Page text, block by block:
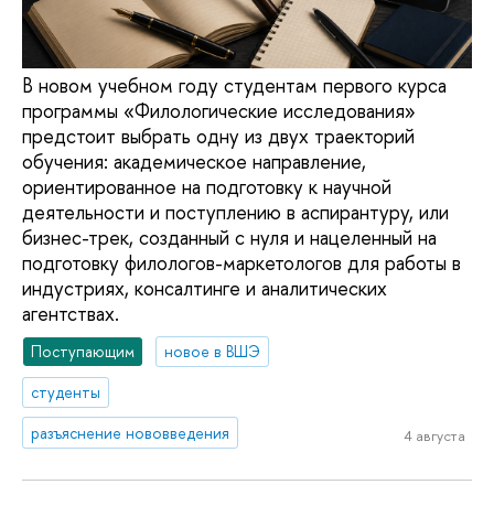
В новом учебном году студентам первого курса
программы «Филологические исследования»
предстоит выбрать одну из двух траекторий
обучения: академическое направление,
ориентированное на подготовку к научной
деятельности и поступлению в аспирантуру, или
бизнес-трек, созданный с нуля и нацеленный на
подготовку филологов-маркетологов для работы в
индустриях, консалтинге и аналитических
агентствах.
Поступающим
новое в ВШЭ
студенты
разъяснение нововведения
4 августа